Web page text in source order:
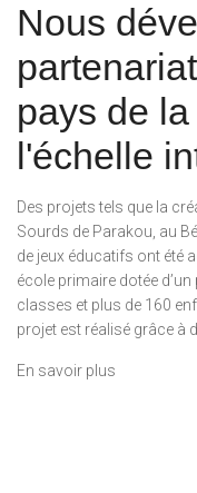
Nous
pays de
l'échelle
Des projets tels que la
Sourds de Parakou, au
de jeux éducatifs ont été
école primaire dotée
classes et plus de 160
projet est réalisé grâce à
En savoir plus